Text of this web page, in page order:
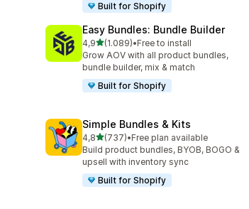
Built for Shopify
Easy Bundles: Bundle Builder
4,9de 5 estrelas
(1.089)
1089 total de avaliações
•Free to install
Grow AOV with all product bundles,
bundle builder, mix & match
Built for Shopify
Simple Bundles & Kits
4,8de 5 estrelas
(737)
737 total de avaliações
•Free plan available
Build product bundles, BYOB, BOGO &
upsell with inventory sync
Built for Shopify